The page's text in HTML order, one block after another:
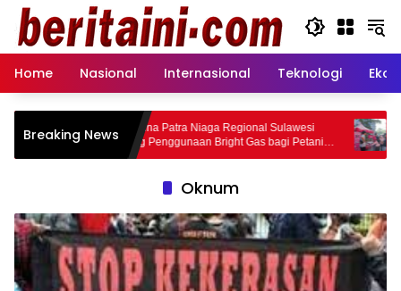
Langsung
konten
Home Nasional Internasional Teknologi
Breaking NewsPertamina Patra Niaga Regional Sulawesi
Dorong Penggunaan Bright Gas bagi Petani
Sidrap sebagai Solusi Energi Irigasi
Free
Oknum